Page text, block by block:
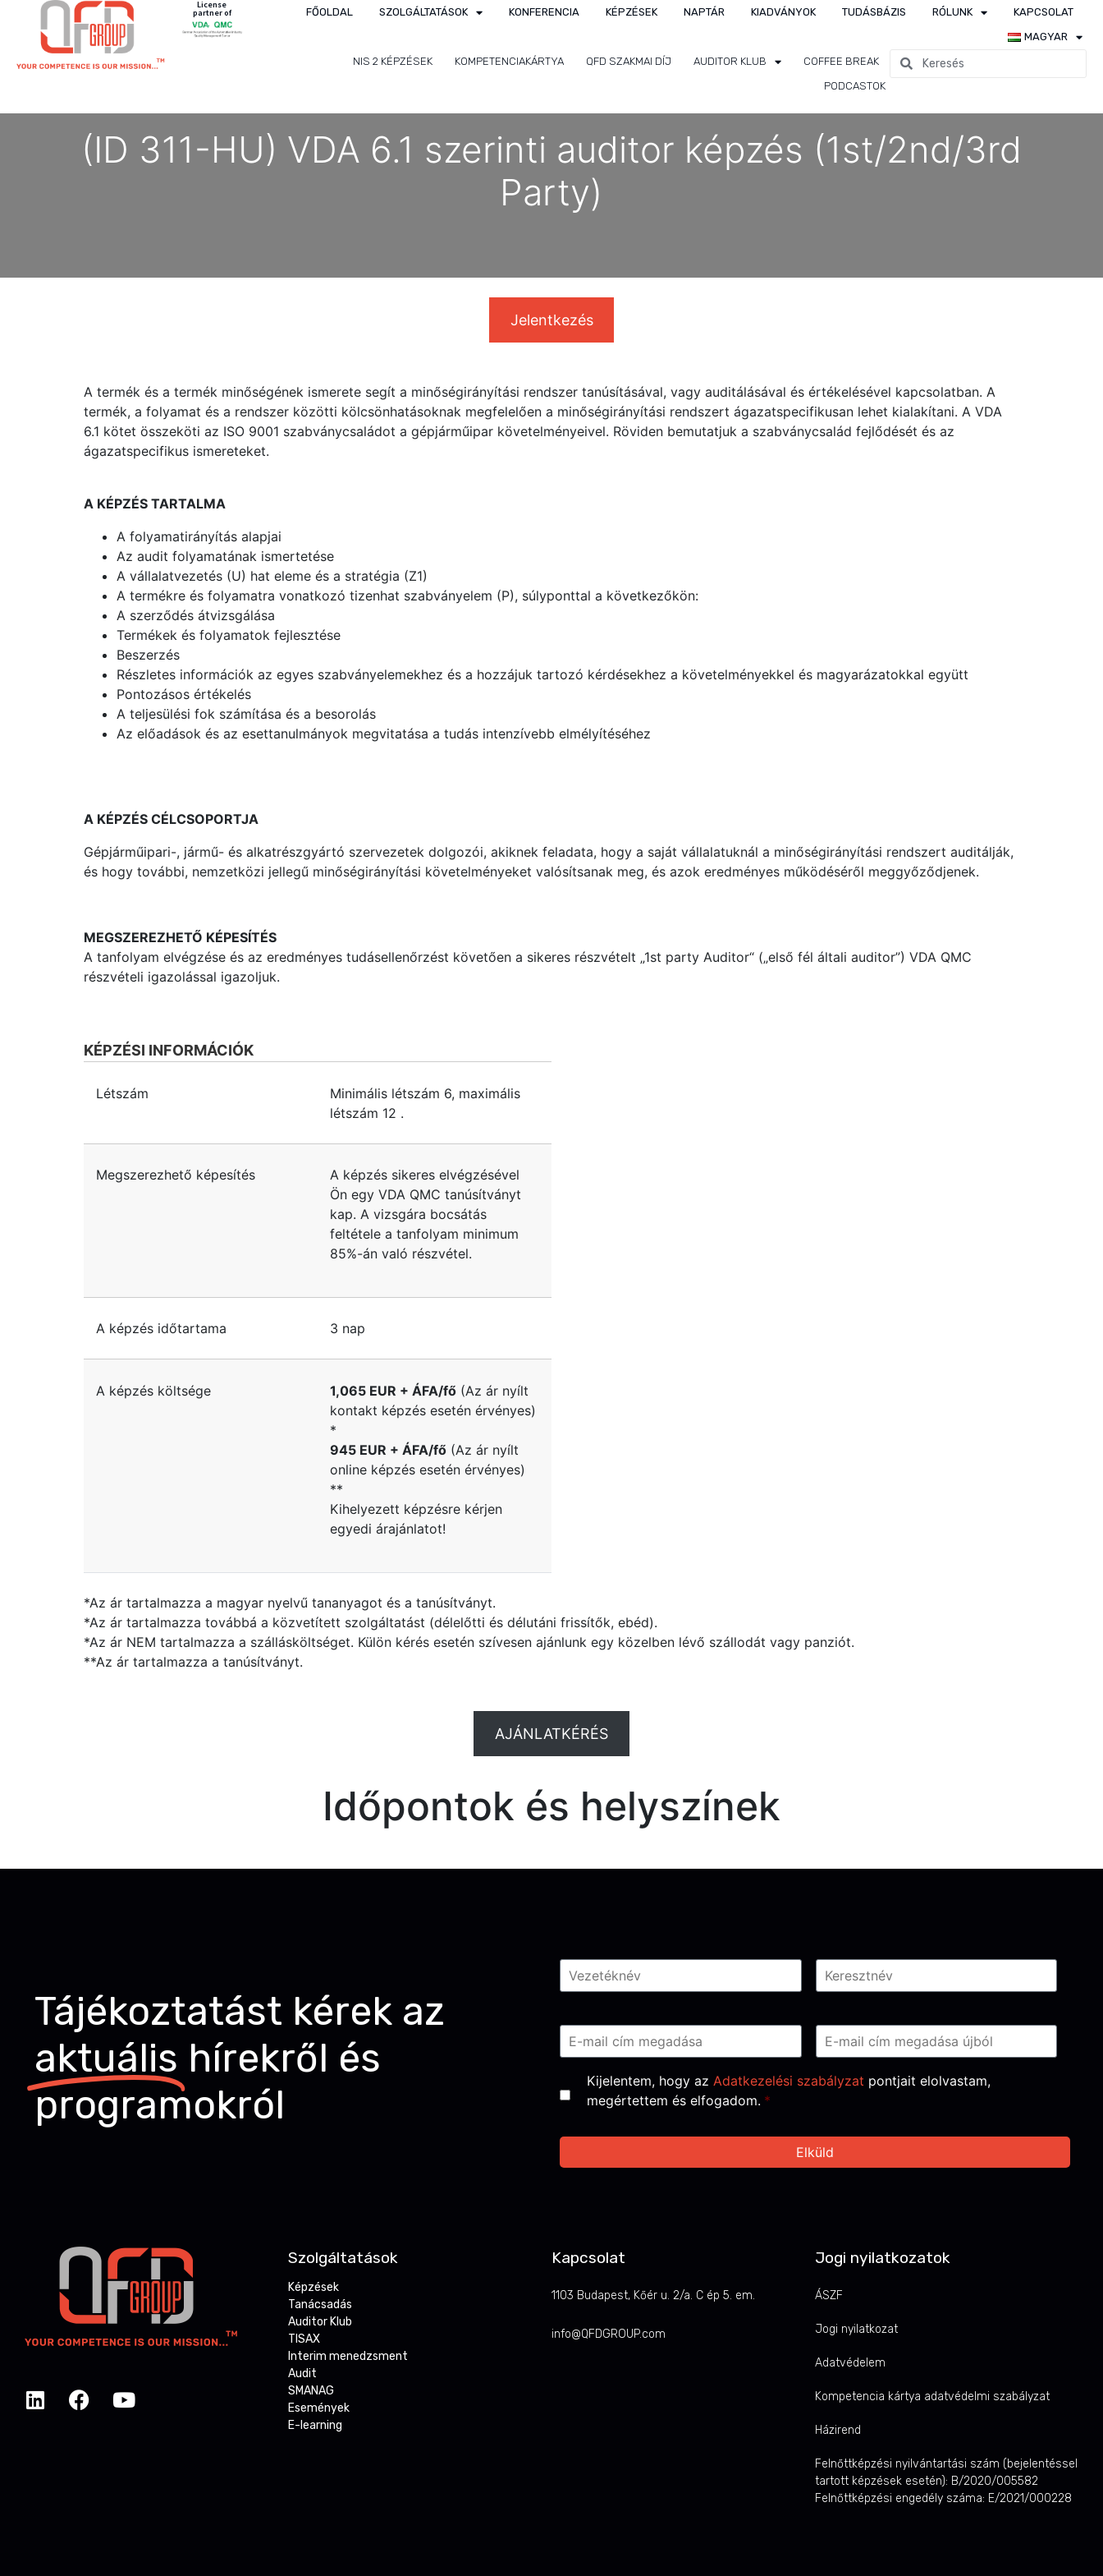
License
partner of FŐOLDAL SZOLGÁLTATÁSOK KONFERENCIA KÉPZÉSEK NAPTÁR KIADVÁNYOK TUDÁSBÁZIS RÓLUNK
KAPCSOLAT
MAGYAR
NIS 2 KÉPZÉSEK
KOMPETENCIAKÁRTYA QFD SZAKMAI DÍJ AUDITOR KLUB
COFFEE BREAK
PODCASTOK
(ID 311-HU) VDA 6.1 szerinti auditor képzés (1st/2nd/3rd
Party)
Jelentkezés
A termék és a termék minőségének ismerete segít a minőségirányítási rendszer tanúsításával, vagy auditálásával és értékelésével kapcsolatban. A
termék, a folyamat és a rendszer közötti kölcsönhatásoknak megfelelően a minőségirányítási rendszert ágazatspecifikusan lehet kialakítani. A VDA
6.1 kötet összeköti az ISO 9001 szabványcsaládot a gépjárműipar követelményeivel. Röviden bemutatjuk a szabványcsalád fejlődését és az
ágazatspecifikus ismereteket.
A KÉPZÉS TARTALMA
A folyamatirányítás alapjai
Az audit folyamatának ismertetése
A vállalatvezetés (U) hat eleme és a stratégia (Z1)
A termékre és folyamatra vonatkozó tizenhat szabványelem (P), súlyponttal a következőkön:
A szerződés átvizsgálása
Termékek és folyamatok fejlesztése
Beszerzés
Részletes információk az egyes szabványelemekhez és a hozzájuk tartozó kérdésekhez a követelményekkel és magyarázatokkal együtt
Pontozásos értékelés
A teljesülési fok számítása és a besorolás
Az előadások és az esettanulmányok megvitatása a tudás intenzívebb elmélyítéséhez
A KÉPZÉS CÉLCSOPORTJA
Gépjárműipari-, jármű- és alkatrészgyártó szervezetek dolgozói, akiknek feladata, hogy a saját vállalatuknál a minőségirányítási rendszert auditálják,
és hogy további, nemzetközi jellegű minőségirányítási követelményeket valósítsanak meg, és azok eredményes működéséről meggyőződjenek.
MEGSZEREZHETŐ KÉPESÍTÉS
A tanfolyam elvégzése és az eredményes tudásellenőrzést követően a sikeres részvételt „1st party Auditor“ („első fél általi auditor”) VDA QMC
részvételi igazolással igazoljuk.
KÉPZÉSI INFORMÁCIÓK
Létszám Minimális létszám 6, maximális
létszám 12 .
Megszerezhető képesítés
A képzés sikeres elvégzésével
Ön egy VDA QMC tanúsítványt
kap. A vizsgára bocsátás
feltétele a tanfolyam minimum
85%-án való részvétel.
A képzés időtartama 3 nap
A képzés költsége 1,065 EUR + ÁFA/fő (Az ár nyílt
kontakt képzés esetén érvényes)
*
945 EUR + ÁFA/fő (Az ár nyílt
online képzés esetén érvényes)
**
Kihelyezett képzésre kérjen
egyedi árajánlatot!
*Az ár tartalmazza a magyar nyelvű tananyagot és a tanúsítványt.
*Az ár tartalmazza továbbá a közvetített szolgáltatást (délelőtti és délutáni frissítők, ebéd).
*Az ár NEM tartalmazza a szállásköltséget. Külön kérés esetén szívesen ajánlunk egy közelben lévő szállodát vagy panziót.
**Az ár tartalmazza a tanúsítványt.
AJÁNLATKÉRÉS
Időpontok és helyszínek
Tájékoztatást kérek az
aktuális hírekről és
programokról
Név *
Email *
Consent *
Kijelentem, hogy az Adatkezelési szabályzat pontjait elolvastam,
megértettem és elfogadom. *
Szolgáltatások
Képzések
Tanácsadás
Auditor Klub
TISAX
Interim menedzsment
Audit
SMANAG
Események
E-learning
Kapcsolat
1103 Budapest, Kőér u. 2/a. C ép 5. em.
info@QFDGROUP.com
Jogi nyilatkozatok
ÁSZF
Jogi nyilatkozat
Adatvédelem
Kompetencia kártya adatvédelmi szabályzat
Házirend
Felnőttképzési nyilvántartási szám (bejelentéssel
tartott képzések esetén): B/2020/005582
Felnőttképzési engedély száma: E/2021/000228